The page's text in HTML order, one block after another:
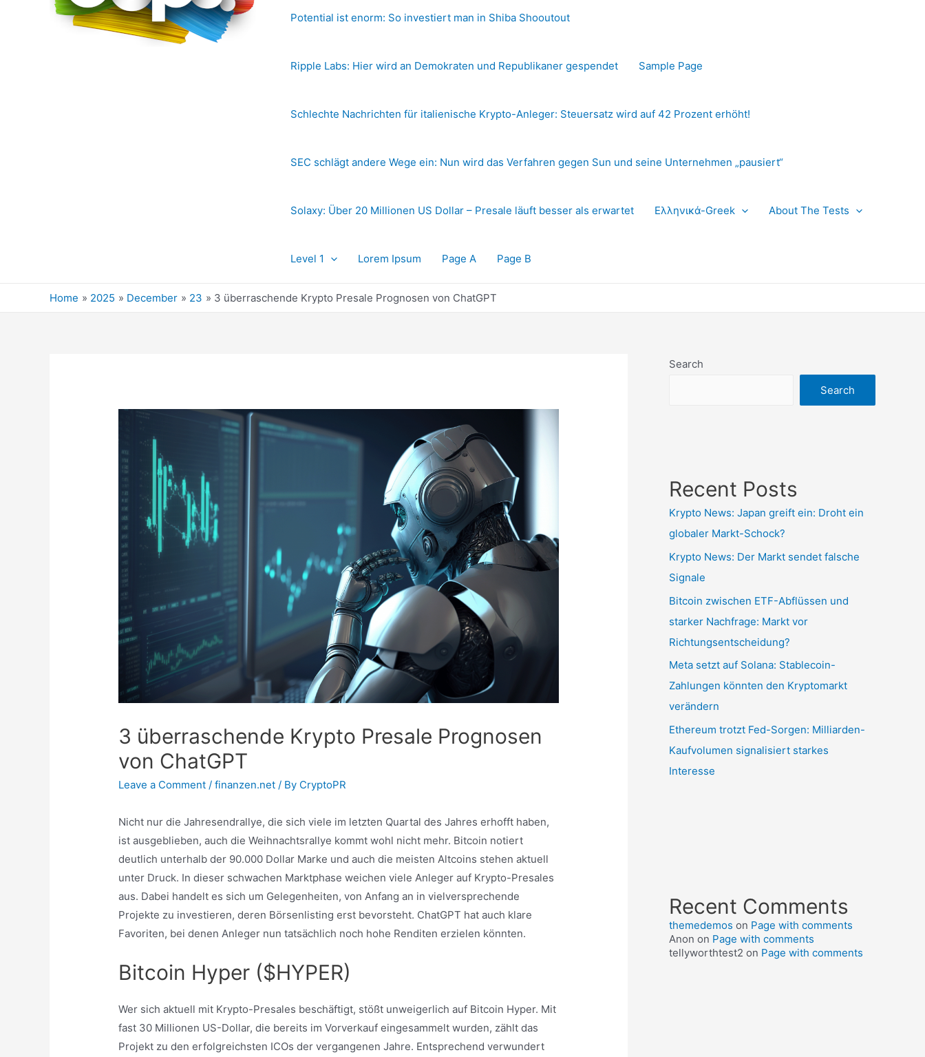
Potential ist enorm: So investiert man in Shiba Shooutout
Ripple Labs: Hier wird an Demokraten und Republikaner gespendet Sample Page
Schlechte Nachrichten für italienische Krypto-Anleger: Steuersatz wird auf 42 Prozent erhöht!
SEC schlägt andere Wege ein: Nun wird das Verfahren gegen Sun und seine Unternehmen „pausiert“
Solaxy: Über 20 Millionen US Dollar – Presale läuft besser als erwartet Ελληνικά-Greek About The Tests
Level 1 Lorem Ipsum Page A Page B
Home 2025 December 23 3 überraschende Krypto Presale Prognosen von ChatGPT
3 überraschende Krypto Presale Prognosen
von ChatGPT
Leave a Comment /finanzen.net / By CryptoPR
Nicht nur die Jahresendrallye, die sich viele im letzten Quartal des Jahres erhofft haben,
ist ausgeblieben, auch die Weihnachtsrallye kommt wohl nicht mehr. Bitcoin notiert
deutlich unterhalb der 90.000 Dollar Marke und auch die meisten Altcoins stehen aktuell
unter Druck. In dieser schwachen Marktphase weichen viele Anleger auf Krypto-Presales
aus. Dabei handelt es sich um Gelegenheiten, von Anfang an in vielversprechende
Projekte zu investieren, deren Börsenlisting erst bevorsteht. ChatGPT hat auch klare
Favoriten, bei denen Anleger nun tatsächlich noch hohe Renditen erzielen könnten.
Bitcoin Hyper ($HYPER)
Wer sich aktuell mit Krypto-Presales beschäftigt, stößt unweigerlich auf Bitcoin Hyper. Mit
fast 30 Millionen US-Dollar, die bereits im Vorverkauf eingesammelt wurden, zählt das
Projekt zu den erfolgreichsten ICOs der vergangenen Jahre. Entsprechend verwundert
Search
Search
Recent Posts
Krypto News: Japan greift ein: Droht ein
globaler Markt-Schock?
Krypto News: Der Markt sendet falsche
Signale
Bitcoin zwischen ETF-Abflüssen und
starker Nachfrage: Markt vor
Richtungsentscheidung?
Meta setzt auf Solana: Stablecoin-
Zahlungen könnten den Kryptomarkt
verändern
Ethereum trotzt Fed-Sorgen: Milliarden-
Kaufvolumen signalisiert starkes
Interesse
Recent Comments
themedemos on Page with comments
Anon on Page with comments
tellyworthtest2 on Page with comments